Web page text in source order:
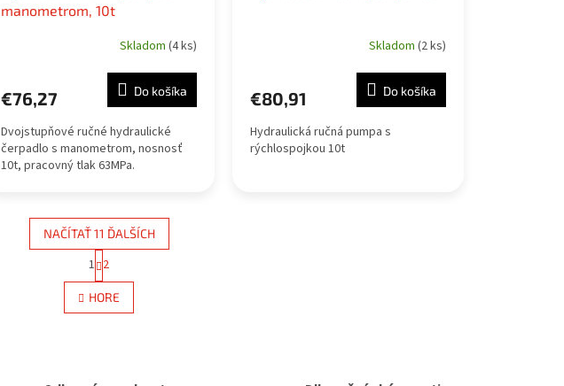
manometrom, 10t
Skladom (4 ks)
€76,27 Do košíka
Dvojstupňové ručné hydraulické
čerpadlo s manometrom, nosnosť
10t, pracovný tlak 63MPa.
Skladom (2 ks)
€80,91 Do košíka
Hydraulická ručná pumpa s
rýchlospojkou 10t
O
v
l
NAČÍTAŤ 11 ĎALŠÍCH
S
t
r
á
n
1 2
HORE